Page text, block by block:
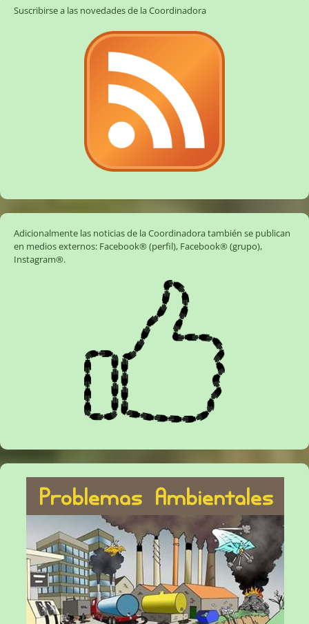
Suscribirse a las novedades de la Coordinadora
Adicionalmente las noticias de la Coordinadora también se publican
en medios externos: Facebook® (perfil), Facebook® (grupo),
Instagram®.